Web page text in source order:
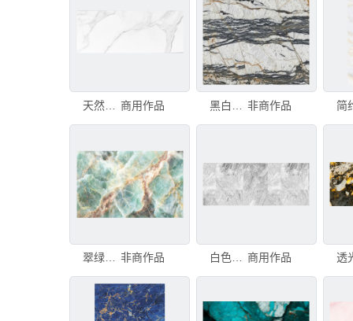
商用作品 非商作品
翠绿玉石大理石石材纹理背景墙 非商作品 白色大理石纹理背景，自然石材图案用于你的作品设计。 商用作品